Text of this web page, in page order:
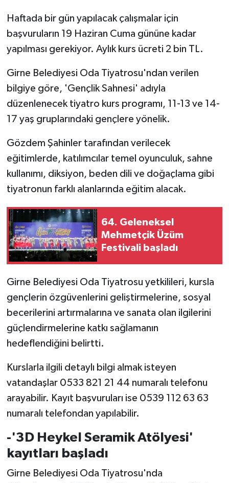
Haftada bir gün yapılacak çalışmalar için
başvuruların 19 Haziran Cuma gününe kadar
yapılması gerekiyor. Aylık kurs ücreti 2 bin TL.
Girne Belediyesi Oda Tiyatrosu'ndan verilen
bilgiye göre, 'Gençlik Sahnesi' adıyla
düzenlenecek tiyatro kurs programı, 11-13 ve 14-
17 yaş gruplarındaki gençlere yönelik.
Gözdem Şahinler tarafından verilecek
eğitimlerde, katılımcılar temel oyunculuk, sahne
kullanımı, diksiyon, beden dili ve doğaçlama gibi
tiyatronun farklı alanlarında eğitim alacak.
64. Geleneksel
Mehmetçik Üzüm
Festivali başladı
Girne Belediyesi Oda Tiyatrosu yetkilileri, kursla
gençlerin özgüvenlerini geliştirmelerine, sosyal
becerilerini artırmalarına ve sanata olan ilgilerini
güçlendirmelerine katkı sağlamanın
hedeflendiğini belirtti.
Kurslarla ilgili detaylı bilgi almak isteyen
vatandaşlar 0533 821 21 44 numaralı telefonu
arayabilir. Kayıt başvuruları ise 0539 112 63 63
numaralı telefondan yapılabilir.
-'3D Heykel Seramik Atölyesi'
kayıtları başladı
Girne Belediyesi Oda Tiyatrosu'nda
LEFKOŞA
MAGAZİN
ÖZEL HABER
SAĞLIK
SİYASET
TEKNOLOJİ
TİCARET